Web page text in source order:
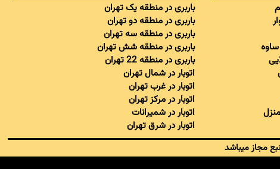
باربری در منطقه یک تهران
باربری در منطقه دو تهران
باربری در منطقه سه تهران
باربری در منطقه شش تهران
باربری در منطقه 22 تهران
اتوبار در شمال تهران
اتوبار در غرب تهران
اتوبار در مرکز تهران
اتوبار در شمیرانات
اتوبار در شرق تهران
مجاز میباشد